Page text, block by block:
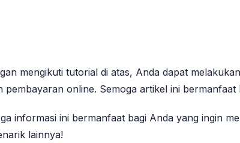
mengikuti tutorial di atas, Anda dapat
online. Semoga artikel ini bermanfaat
informasi ini bermanfaat bagi Anda yang ingin
lainnya!